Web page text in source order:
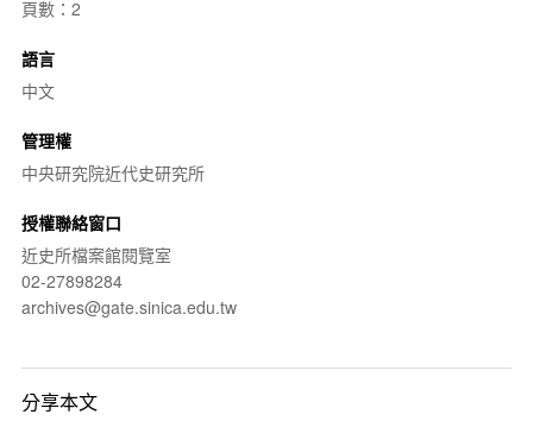
頁數：2
語言
中文
管理權
中央研究院近代史研究所
授權聯絡窗口
近史所檔案館閱覽室
02-27898284
archives@gate.sinica.edu.tw
分享本文